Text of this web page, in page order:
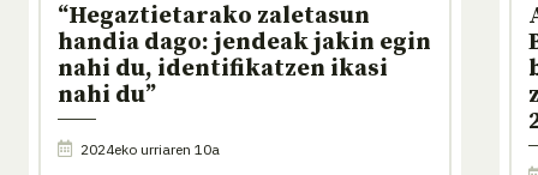
“Hegaztietarako zaletasun
handia dago: jendeak jakin egin
nahi du, identifikatzen ikasi
nahi du”
2024eko urriaren 10a